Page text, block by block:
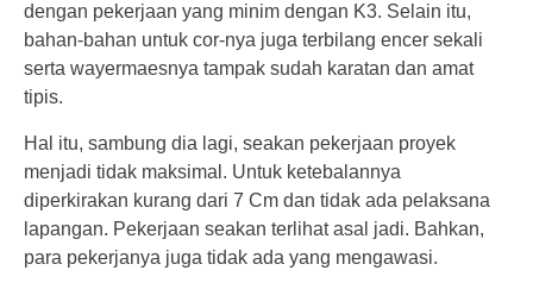
dengan pekerjaan yang minim dengan K3. Selain itu,
bahan-bahan untuk cor-nya juga terbilang encer sekali
serta wayermaesnya tampak sudah karatan dan amat
tipis.
Hal itu, sambung dia lagi, seakan pekerjaan proyek
menjadi tidak maksimal. Untuk ketebalannya
diperkirakan kurang dari 7 Cm dan tidak ada pelaksana
lapangan. Pekerjaan seakan terlihat asal jadi. Bahkan,
para pekerjanya juga tidak ada yang mengawasi.